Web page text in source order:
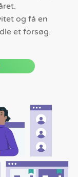
og få en
et forsøg.